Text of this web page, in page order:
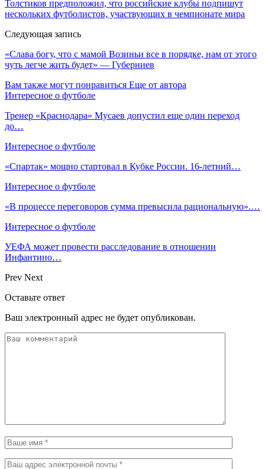
Толстиков предположил, что российские клубы подпишут
нескольких футболистов, участвующих в чемпионате мира
Следующая запись
«Слава богу, что с мамой Возиньи все в порядке, нам от этого
чуть легче жить будет» — Губерниев
Вам также могут понравиться Еще от автора
Интересное о футболе
Тренер «Краснодара» Мусаев допустил еще один переход
до…
Интересное о футболе
«Спартак» мощно стартовал в Кубке России. 16-летний…
Интересное о футболе
«В процессе переговоров сумма превысила рациональную».…
Интересное о футболе
УЕФА может провести расследование в отношении
Инфантино…
Prev Next
Оставьте ответ
Ваш электронный адрес не будет опубликован.